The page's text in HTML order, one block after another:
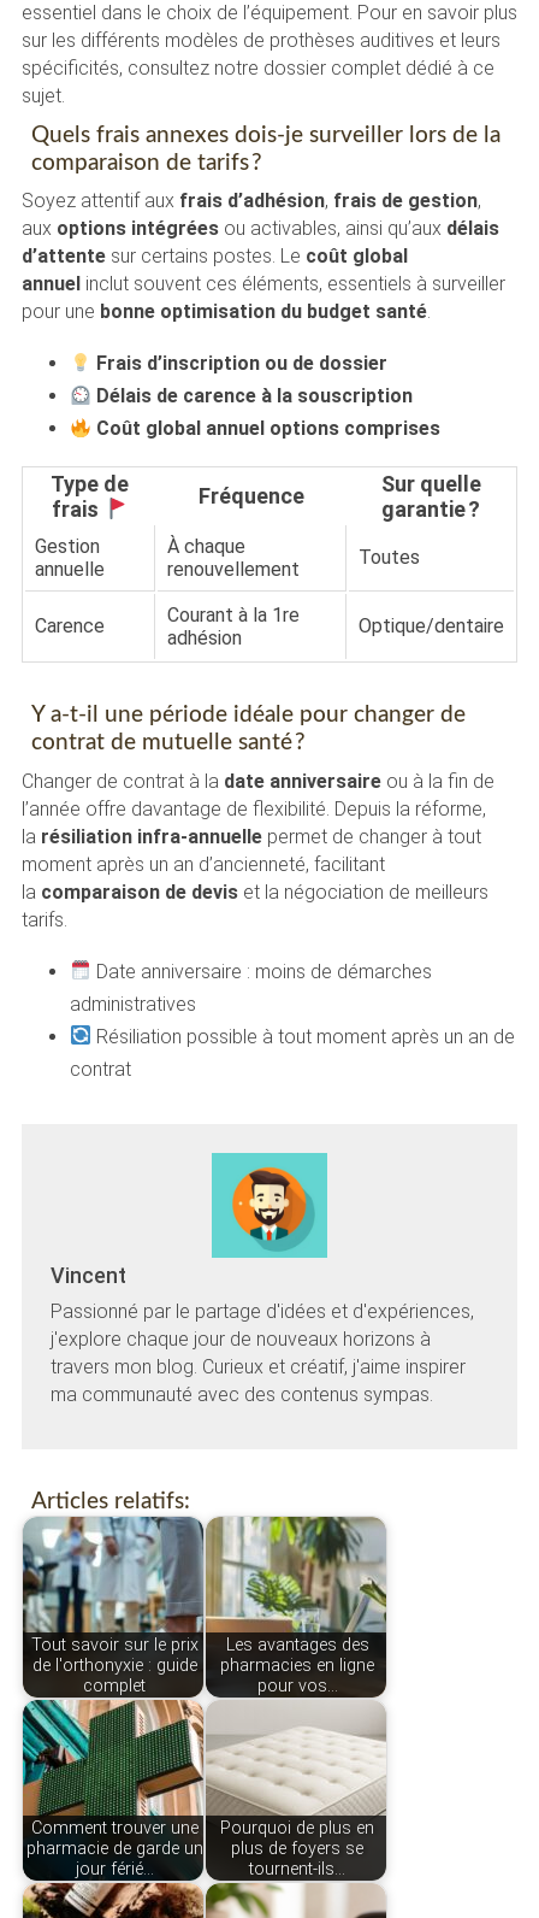
essentiel dans le choix de l’équipement. Pour en savoir plus
sur les différents modèles de prothèses auditives et leurs
spécificités, consultez notre dossier complet dédié à ce
sujet.
Quels frais annexes dois-je surveiller lors de la
comparaison de tarifs ?
Soyez attentif aux frais d’adhésion, frais de gestion,
aux options intégréesou activables, ainsi qu’aux délais
d’attentesur certains postes. Le coût global
annuel inclut souvent ces éléments, essentiels à surveiller
pour une bonne optimisation du budget santé.
Frais d’inscription ou de dossier
Délais de carence à la souscription
Coût global annuel options comprises
Type de
frais
Fréquence
Sur quelle
garantie ?
Gestion
annuelle
À chaque
renouvellement
Toutes
Carence
Courant à la 1re
adhésion
Optique/dentaire
Y a-t-il une période idéale pour changer de
contrat de mutuelle santé ?
Changer de contrat à la date anniversaireou à la fin de
l’année offre davantage de flexibilité. Depuis la réforme,
la résiliation infra-annuellepermet de changer à tout
moment après un an d’ancienneté, facilitant
la comparaison de deviset la négociation de meilleurs
tarifs.
Date anniversaire : moins de démarches
administratives
Résiliation possible à tout moment après un an de
contrat
Vincent
Passionné par le partage d'idées et d'expériences,
j'explore chaque jour de nouveaux horizons à
travers mon blog. Curieux et créatif, j'aime inspirer
ma communauté avec des contenus sympas.
Articles relatifs:
Tout savoir sur le prix
de l'orthonyxie : guide
complet
Les avantages des
pharmacies en ligne
pour vos…
Comment trouver une
pharmacie de garde un
jour férié…
Pourquoi de plus en
plus de foyers se
tournent-ils…